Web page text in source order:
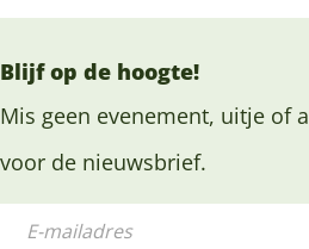
Blijf op de hoogte!
Mis geen evenement, uitje of
voor de nieuwsbrief.